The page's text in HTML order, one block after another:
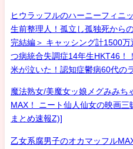
ヒウラッフルのハーニーフィニ
生前整理人！孤立し孤独死から
完結編＞ キャッシング計1500
つ病統合失調症14年生HKT46！
米が泣いた！認知症鬱病60代の
魔法熟女/美魔女ッ娘メグみみち
MAX！ ニート仙人仙女の映画
まとめ速報Z)]
乙女系腐男子のオカマッフル